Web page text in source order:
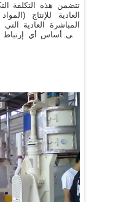
العادية للإنتاج
المباشرة العادية
على أساس أي